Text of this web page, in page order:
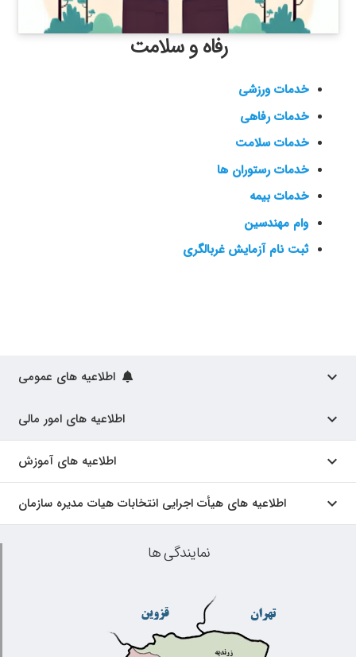
رفاه و سلامت
خدمات ورزشی
خدمات رفاهی
خدمات سلامت
خدمات رستوران ها
خدمات بیمه
وام مهندسین
ثبت نام آزمایش غربالگری
اطلاعیه های عمومی
اطلاعیه های امور مالی
اطلاعیه های آموزش
اطلاعیه های هیأت اجرایی انتخابات هیات مدیره سازمان
نمایندگی ها